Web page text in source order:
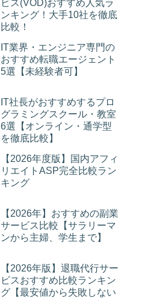
ビス(VOD)おすすめ人気ラ
ンキング！大手10社を徹底
比較！
IT業界・エンジニア専門の
おすすめ転職エージェント
5選【未経験者可】
IT社長がおすすめするプロ
グラミングスクール・教室
6選【オンライン・通学型
を徹底比較】
【2026年度版】国内アフィ
リエイトASP完全比較ラン
キング
【2026年】おすすめの副業
サービス比較【サラリーマ
ンから主婦、学生まで】
【2026年版】退職代行サー
ビスおすすめ比較ランキン
グ【最安値から失敗しない